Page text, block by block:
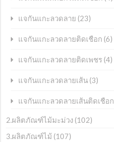
แจกันแกะลวดลาย (23)
แจกันแกะลวดลายติดเชือก (6)
แจกันแกะลวดลายติดเพชร (4)
แจกันแกะลวดลายเส้น (3)
แจกันแกะลวดลายเส้นติดเชือก
2.ผลิตภัณฑ์ไม้มะม่วง (102)
3.ผลิตภัณฑ์ไม้ (107)